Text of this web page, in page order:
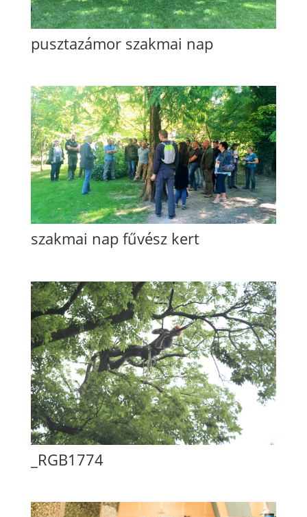
pusztazámor szakmai nap
szakmai nap fűvész kert
_RGB1774